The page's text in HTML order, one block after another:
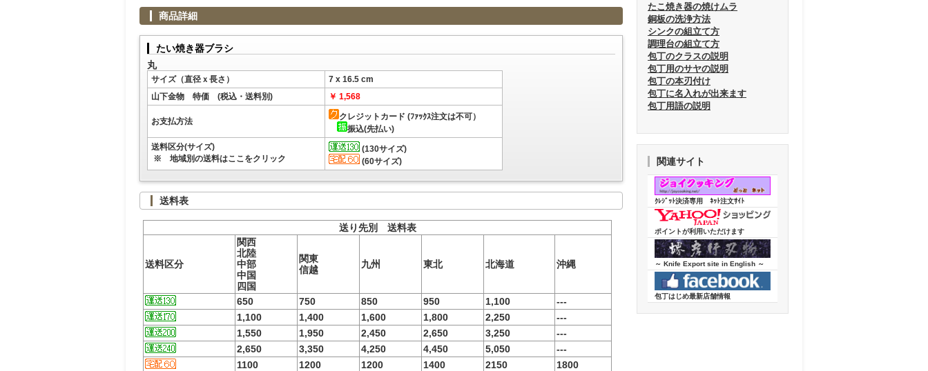
商品詳細
たい焼き器ブラシ
丸
サイズ（直径ｘ長さ）
7 x 16.5 cm
山下金物 特価 (税込・送料別)
￥ 1,568
お支払方法
クレジットカード (ﾌｧｯｸｽ注文は不可）
振込(先払い)
送料区分(サイズ)
※ 地域別の送料はここをクリック
(130サイズ)
(60サイズ)
送料表
送り先別 送料表
送料区分
関西
北陸
中部
中国
四国
関東
信越
九州 東北 北海道 沖縄
650 750 850 950 1,100
---
1,100
1,400 1,600 1,800 2,250
---
1,550
1,950 2,450 2,650 3,250
---
2,650
3,350 4,250 4,450 5,050
---
1100
1200 1200 1400 2150
1800
たこ焼き器の焼けムラ
銅板の洗浄方法
シンクの組立て方
調理台の組立て方
包丁のクラスの説明
包丁用のサヤの説明
包丁の本刃付け
包丁に名入れが出来ます
包丁用語の説明
関連サイト
ｸﾚｼﾞｯﾄ決済専用 ﾈｯﾄ注文ｻｲﾄ
ポイントが利用いただけます
～ Knife Export site in English ～
包丁はじめ最新店舗情報